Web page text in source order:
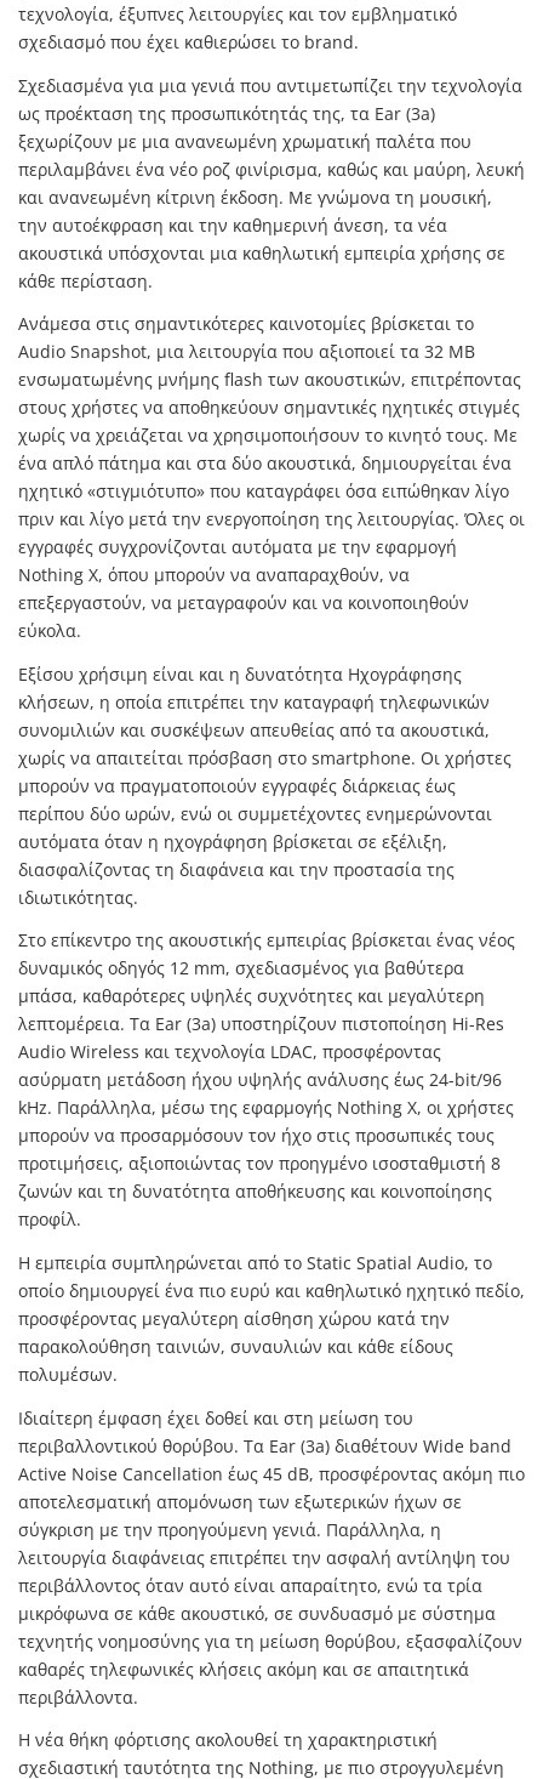
τεχνολογία, έξυπνες λειτουργίες και τον εμβληματικό
σχεδιασμό που έχει καθιερώσει το brand.
Σχεδιασμένα για μια γενιά που αντιμετωπίζει την τεχνολογία
ως προέκταση της προσωπικότητάς της, τα Ear (3a)
ξεχωρίζουν με μια ανανεωμένη χρωματική παλέτα που
περιλαμβάνει ένα νέο ροζ φινίρισμα, καθώς και μαύρη, λευκή
και ανανεωμένη κίτρινη έκδοση. Με γνώμονα τη μουσική,
την αυτοέκφραση και την καθημερινή άνεση, τα νέα
ακουστικά υπόσχονται μια καθηλωτική εμπειρία χρήσης σε
κάθε περίσταση.
Ανάμεσα στις σημαντικότερες καινοτομίες βρίσκεται το
Audio Snapshot, μια λειτουργία που αξιοποιεί τα 32 MB
ενσωματωμένης μνήμης flash των ακουστικών, επιτρέποντας
στους χρήστες να αποθηκεύουν σημαντικές ηχητικές στιγμές
χωρίς να χρειάζεται να χρησιμοποιήσουν το κινητό τους. Με
ένα απλό πάτημα και στα δύο ακουστικά, δημιουργείται ένα
ηχητικό «στιγμιότυπο» που καταγράφει όσα ειπώθηκαν λίγο
πριν και λίγο μετά την ενεργοποίηση της λειτουργίας. Όλες οι
εγγραφές συγχρονίζονται αυτόματα με την εφαρμογή
Nothing X, όπου μπορούν να αναπαραχθούν, να
επεξεργαστούν, να μεταγραφούν και να κοινοποιηθούν
εύκολα.
Εξίσου χρήσιμη είναι και η δυνατότητα Ηχογράφησης
κλήσεων, η οποία επιτρέπει την καταγραφή τηλεφωνικών
συνομιλιών και συσκέψεων απευθείας από τα ακουστικά,
χωρίς να απαιτείται πρόσβαση στο smartphone. Οι χρήστες
μπορούν να πραγματοποιούν εγγραφές διάρκειας έως
περίπου δύο ωρών, ενώ οι συμμετέχοντες ενημερώνονται
αυτόματα όταν η ηχογράφηση βρίσκεται σε εξέλιξη,
διασφαλίζοντας τη διαφάνεια και την προστασία της
ιδιωτικότητας.
Στο επίκεντρο της ακουστικής εμπειρίας βρίσκεται ένας νέος
δυναμικός οδηγός 12 mm, σχεδιασμένος για βαθύτερα
μπάσα, καθαρότερες υψηλές συχνότητες και μεγαλύτερη
λεπτομέρεια. Τα Ear (3a) υποστηρίζουν πιστοποίηση Hi-Res
Audio Wireless και τεχνολογία LDAC, προσφέροντας
ασύρματη μετάδοση ήχου υψηλής ανάλυσης έως 24-bit/96
kHz. Παράλληλα, μέσω της εφαρμογής Nothing X, οι χρήστες
μπορούν να προσαρμόσουν τον ήχο στις προσωπικές τους
προτιμήσεις, αξιοποιώντας τον προηγμένο ισοσταθμιστή 8
ζωνών και τη δυνατότητα αποθήκευσης και κοινοποίησης
προφίλ.
Η εμπειρία συμπληρώνεται από το Static Spatial Audio, το
οποίο δημιουργεί ένα πιο ευρύ και καθηλωτικό ηχητικό πεδίο,
προσφέροντας μεγαλύτερη αίσθηση χώρου κατά την
παρακολούθηση ταινιών, συναυλιών και κάθε είδους
πολυμέσων.
Ιδιαίτερη έμφαση έχει δοθεί και στη μείωση του
περιβαλλοντικού θορύβου. Τα Ear (3a) διαθέτουν Wide band
Active Noise Cancellation έως 45 dB, προσφέροντας ακόμη πιο
αποτελεσματική απομόνωση των εξωτερικών ήχων σε
σύγκριση με την προηγούμενη γενιά. Παράλληλα, η
λειτουργία διαφάνειας επιτρέπει την ασφαλή αντίληψη του
περιβάλλοντος όταν αυτό είναι απαραίτητο, ενώ τα τρία
μικρόφωνα σε κάθε ακουστικό, σε συνδυασμό με σύστημα
τεχνητής νοημοσύνης για τη μείωση θορύβου, εξασφαλίζουν
καθαρές τηλεφωνικές κλήσεις ακόμη και σε απαιτητικά
περιβάλλοντα.
Η νέα θήκη φόρτισης ακολουθεί τη χαρακτηριστική
σχεδιαστική ταυτότητα της Nothing, με πιο στρογγυλεμένη